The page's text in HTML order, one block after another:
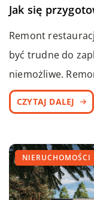
Jak się
Remont
być trudne do
niemożliwe.
CZYTAJ DALEJ
NIERUCHOMOŚCI